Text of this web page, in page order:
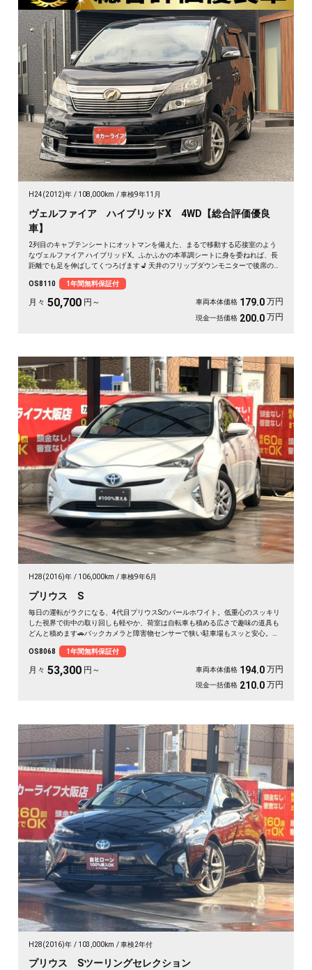
H24(2012)年 108,000km 車検9年11月
ヴェルファイア ハイブリッドX 4WD【総合評価優良
車】
2列目のキャプテンシートにオットマンを備えた、まるで移動する応接室のよう
なヴェルファイア ハイブリッドX。ふかふかの本革調シートに身を委ねれば、長
距離でも足を伸ばしてくつろげます💺 天井のフリップダウンモニターで後席の時
で快適な空間が待っています。四輪駆動だから雪道もどんと来い。毎日の移動が
特別なひとときに変わる一台です✨《1年保証付》🚗👑
OS8110 1年間無料保証付
月々 50,700 円～ 車両本体価格 179.0 万円
現金一括価格 200.0 万円
H28(2016)年 106,000km 車検9年6月
プリウス S
毎日の運転がラクになる、4代目プリウスSのパールホワイト。低重心のスッキリ
した視界で街中の取り回しも軽やか、荷室は自転車も積める広さで趣味の道具も
どんと積めます🚗バックカメラと障害物センサーで狭い駐車場もスッと安心。ビ
ングドライブも心強い一台。走行距離も程よく状態良好です。安心の《1年保証
付》✨
OS8068 1年間無料保証付
月々 53,300 円～ 車両本体価格 194.0 万円
現金一括価格 210.0 万円
H28(2016)年 103,000km 車検2年付
プリウス Sツーリングセレクション